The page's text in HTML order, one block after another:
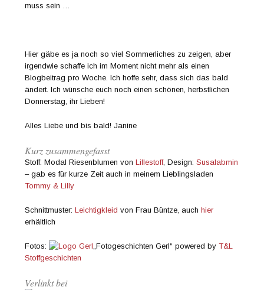
muss sein …
Hier gäbe es ja noch so viel Sommerliches zu zeigen, aber
irgendwie schaffe ich im Moment nicht mehr als einen
Blogbeitrag pro Woche. Ich hoffe sehr, dass sich das bald
ändert. Ich wünsche euch noch einen schönen, herbstlichen
Donnerstag, ihr Lieben!
Alles Liebe und bis bald! Janine
Kurz zusammengefasst
Stoff: Modal Riesenblumen vonLillestoff, Design:Susalabmin
– gab es für kurze Zeit auch in meinem Lieblingsladen
Tommy & Lilly
Schnittmuster:Leichtigkleid von Frau Büntze, auchhier
erhältlich
Fotos: „Fotogeschichten Gerl“ powered byT&L
Stoffgeschichten
Verlinkt bei